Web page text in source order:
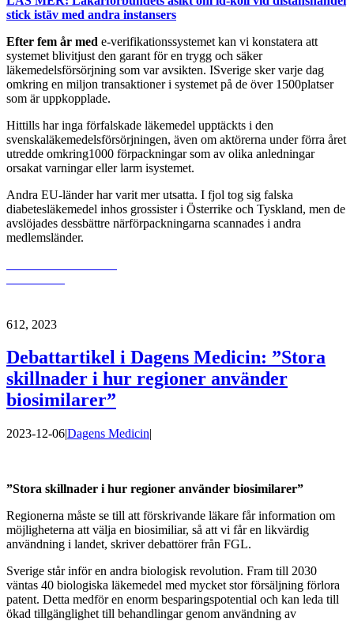
stick istäv med andra instansers
Efter fem år med e-verifikationssystemet kan vi konstatera att
systemet blivitjust den garant för en trygg och säker
läkemedelsförsörjning som var avsikten. ISverige sker varje dag
omkring en miljon transaktioner i systemet på de över 1500platser
som är uppkopplade.
Hittills har inga förfalskade läkemedel upptäckts i den
svenskaläkemedelsförsörjningen, även om aktörerna under förra året
utredde omkring1000 förpackningar som av olika anledningar
orsakat varningar eller larm isystemet.
Andra EU-länder har varit mer utsatta. I fjol tog sig falska
diabetesläkemedel inhos grossister i Österrike och Tyskland, men de
avslöjades dessbättre närförpackningarna scannades i andra
medlemsländer.
612, 2023
Debattartikel i Dagens Medicin: ”Stora
skillnader i hur regioner använder
biosimilarer”
2023-12-06|Dagens Medicin|
”Stora skillnader i hur regioner använder biosimilarer”
Regionerna måste se till att förskrivande läkare får information om
möjligheterna att välja en biosimiliar, så att vi får en likvärdig
användning i landet, skriver debattörer från FGL.
Sverige står inför en andra biologisk revolution. Fram till 2030
väntas 40 biologiska läkemedel med mycket stor försäljning förlora
patent. Detta medför en enorm besparingspotential och kan leda till
ökad tillgänglighet till behandlingar genom användning av